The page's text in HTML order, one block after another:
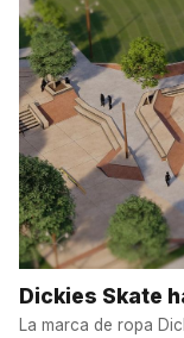
Dickies Skate
La marca de ropa